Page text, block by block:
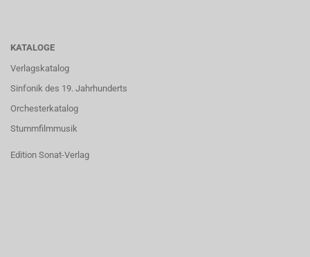
KATALOGE
Verlagskatalog
Sinfonik des 19. Jahrhunderts
Orchesterkatalog
Stummfilmmusik
Edition Sonat-Verlag